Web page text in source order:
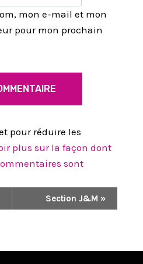
mon e-mail et mon
pour mon prochain
pour réduire les
plus sur la façon dont
sont
Section J&M »